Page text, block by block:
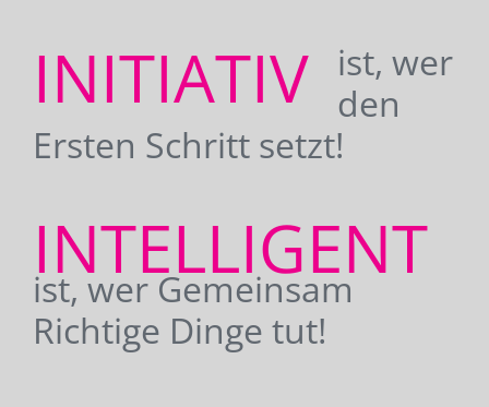
INITIATIV
ist, wer
den
Ersten Schritt setzt!
INTELLIGENT
ist, wer Gemeinsam
Richtige Dinge tut!